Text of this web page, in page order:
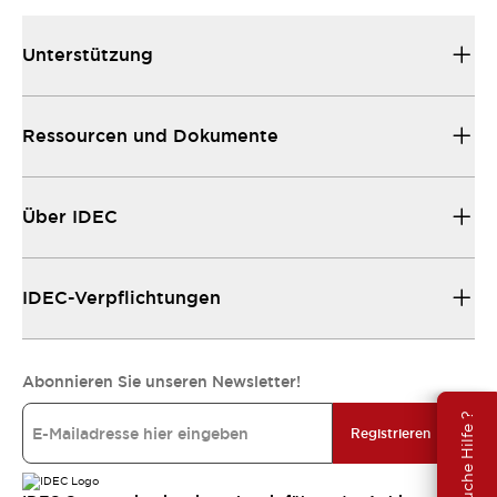
Brauche Hilfe ?
Unterstützung
Ressourcen und Dokumente
Über IDEC
IDEC-Verpflichtungen
Abonnieren Sie unseren Newsletter!
Registrieren